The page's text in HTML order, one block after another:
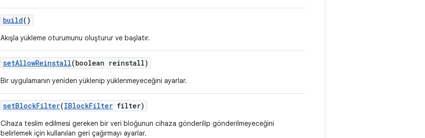
build()
Akışla yükleme oturumunu oluşturur ve başlatır.
setAllowReinstall(boolean reinstall)
Bir uygulamanın yeniden yüklenip yüklenmeyeceğini ayarlar.
setBlockFilter(IBlockFilter filter)
Cihaza teslim edilmesi gereken bir veri bloğunun cihaza gönderilip gönderilmeyeceğini
belirlemek için kullanılan geri çağırmayı ayarlar.